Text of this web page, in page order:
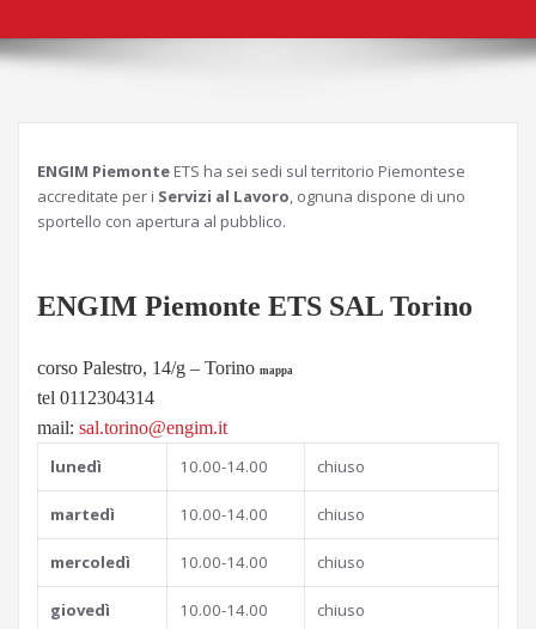
ENGIM Piemonte ETS ha sei sedi sul territorio Piemontese
accreditate per i Servizi al Lavoro, ognuna dispone di uno
sportello con apertura al pubblico.
ENGIM Piemonte ETS SAL Torino
corso Palestro, 14/g – Torino mappa
tel 0112304314
mail: sal.torino@engim.it
lunedì 10.00-14.00 chiuso
martedì 10.00-14.00 chiuso
mercoledì 10.00-14.00 chiuso
giovedì 10.00-14.00 chiuso